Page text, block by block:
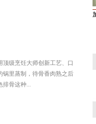
级烹饪大师创新工艺、口
锅里蒸制，待骨香肉熟之后
排骨这种...